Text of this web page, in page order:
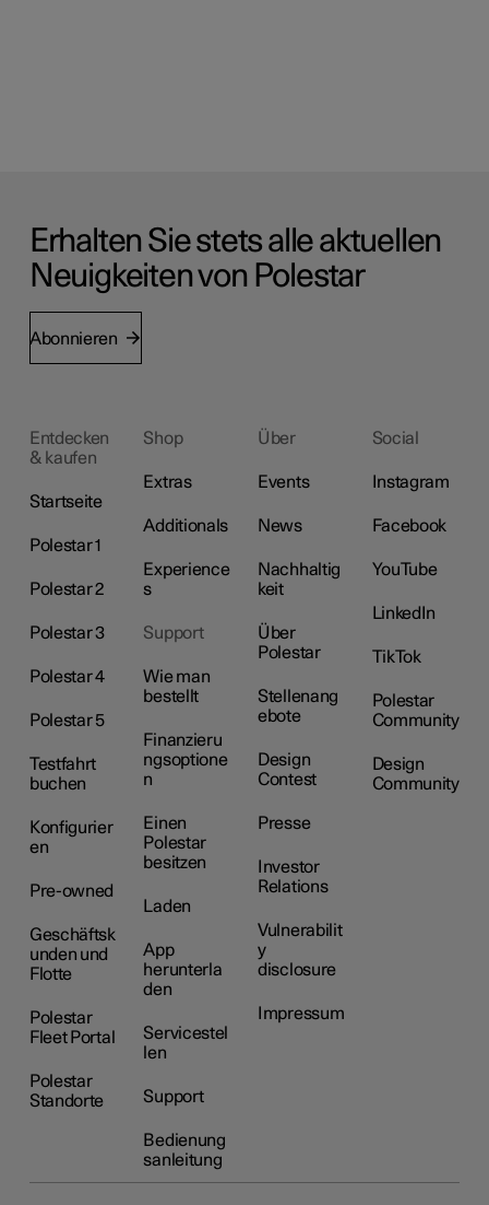
Erhalten Sie stets alle aktuellen
Neuigkeiten von Polestar
Abonnieren
Entdecken
& kaufen
Startseite
Polestar 1
Polestar 2
Polestar 3
Polestar 4
Polestar 5
Testfahrt
buchen
Konfigurier
en
Pre-owned
Geschäftsk
unden und
Flotte
Polestar
Fleet Portal
Polestar
Standorte
Shop
Extras
Additionals
Experience
s
Support
Wie man
bestellt
Finanzieru
ngsoptione
n
Einen
Polestar
besitzen
Laden
App
herunterla
den
Servicestel
len
Support
Bedienung
sanleitung
Über
Events
News
Nachhaltig
keit
Über
Polestar
Stellenang
ebote
Design
Contest
Presse
Investor
Relations
Vulnerabilit
y
disclosure
Impressum
Social
Instagram
Facebook
YouTube
LinkedIn
TikTok
Polestar
Community
Design
Community